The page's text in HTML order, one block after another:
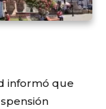
informó que